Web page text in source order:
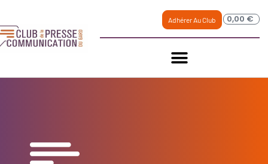
Adhérer Au Club 0,00 €